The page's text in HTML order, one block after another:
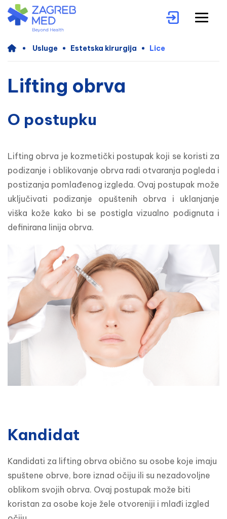
Usluge Estetska kirurgija Lice
Lifting obrva
O postupku
Lifting obrva je kozmetički postupak koji se koristi za
podizanje i oblikovanje obrva radi otvaranja pogleda i
postizanja pomlađenog izgleda. Ovaj postupak može
uključivati podizanje opuštenih obrva i uklanjanje
viška kože kako bi se postigla vizualno podignuta i
definirana linija obrva.
Kandidat
Kandidati za lifting obrva obično su osobe koje imaju
spuštene obrve, bore iznad očiju ili su nezadovoljne
oblikom svojih obrva. Ovaj postupak može biti
koristan za osobe koje žele otvoreniji i mlađi izgled